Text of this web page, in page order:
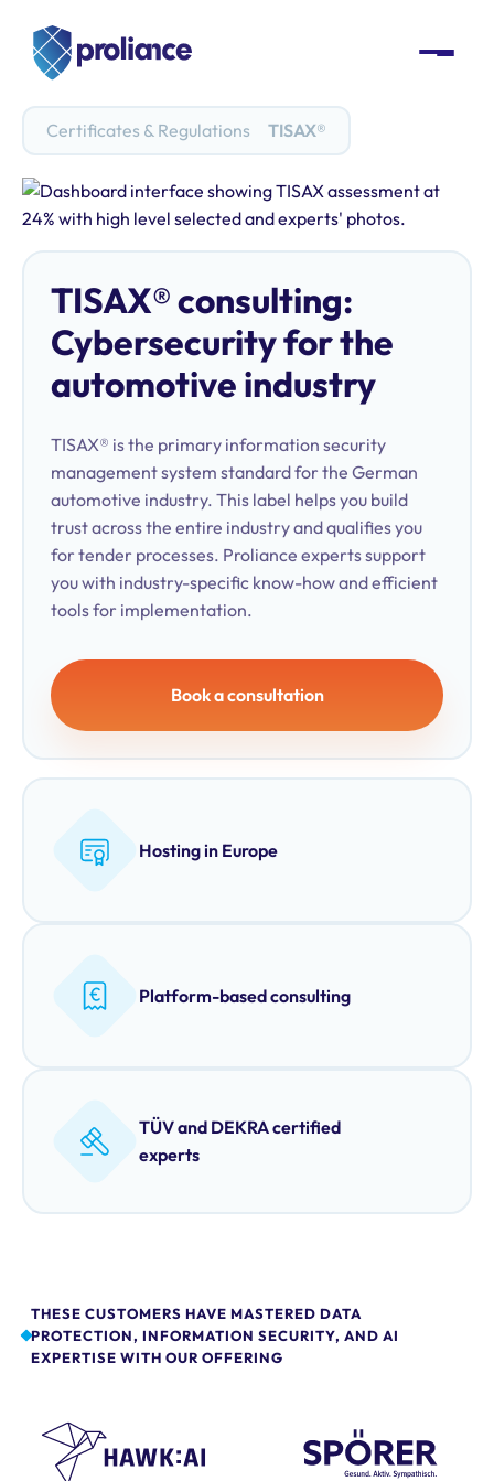
Certificates & Regulations TISAX®
TISAX® consulting:
Cybersecurity for the
automotive industry
TISAX® is the primary information security
management system standard for the German
automotive industry. This label helps you build
trust across the entire industry and qualifies you
for tender processes. Proliance experts support
you with industry-specific know-how and efficient
tools for implementation.
Book a consultation
Hosting in Europe
Platform-based consulting
TÜV and DEKRA certified
experts
THESE CUSTOMERS HAVE MASTERED DATA
PROTECTION, INFORMATION SECURITY, AND AI
EXPERTISE WITH OUR OFFERING